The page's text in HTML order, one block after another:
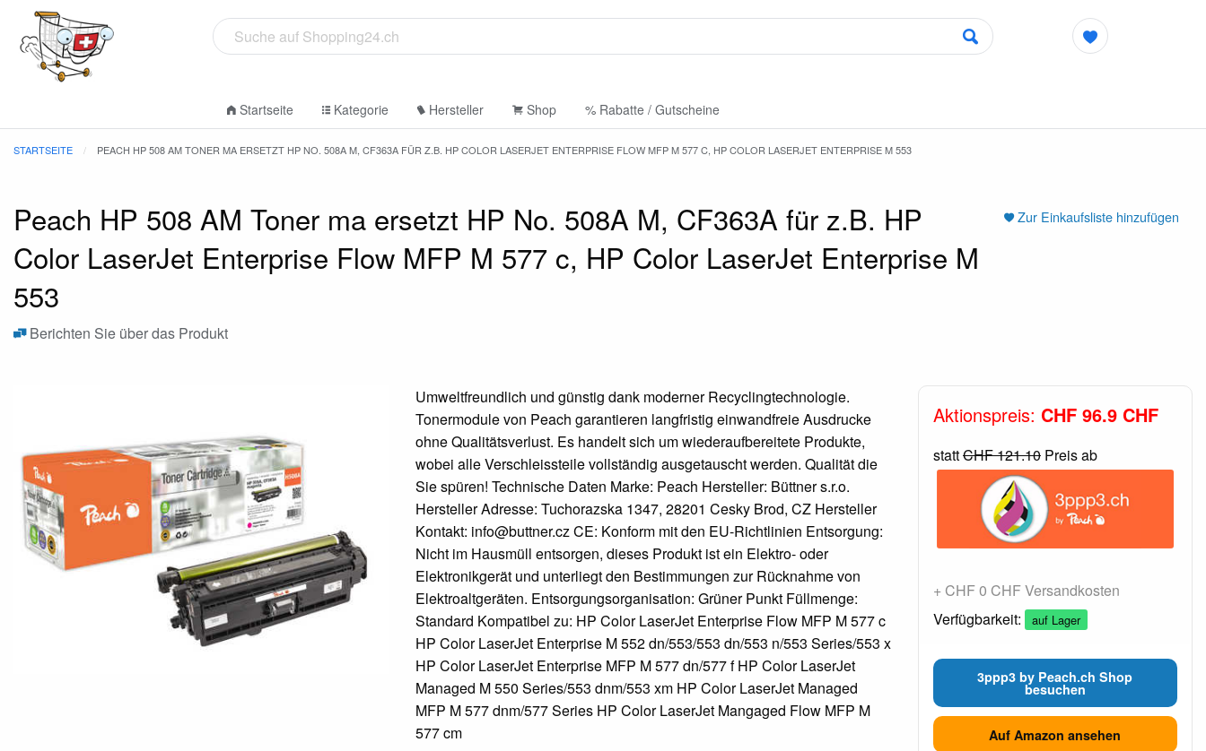
Startseite Kategorie Hersteller Shop % Rabatte / Gutscheine
STARTSEITE PEACH HP 508 AM TONER MA ERSETZT HP NO. 508A M, CF363A FÜR Z.B. HP COLOR LASERJET ENTERPRISE FLOW MFP M 577 C, HP COLOR LASERJET ENTERPRISE M 553
Zur Einkaufsliste hinzufügen
Peach HP 508 AM Toner ma ersetzt HP No. 508A M, CF363A für z.B. HP
Color LaserJet Enterprise Flow MFP M 577 c, HP Color LaserJet Enterprise M
553
Berichten Sie über das Produkt
Umweltfreundlich und günstig dank moderner Recyclingtechnologie.
Tonermodule von Peach garantieren langfristig einwandfreie Ausdrucke
ohne Qualitätsverlust. Es handelt sich um wiederaufbereitete Produkte,
wobei alle Verschleissteile vollständig ausgetauscht werden. Qualität die
Sie spüren! Technische Daten Marke: Peach Hersteller: Büttner s.r.o.
Hersteller Adresse: Tuchorazska 1347, 28201 Cesky Brod, CZ Hersteller
Kontakt: info@buttner.cz CE: Konform mit den EU-Richtlinien Entsorgung:
Nicht im Hausmüll entsorgen, dieses Produkt ist ein Elektro- oder
Elektronikgerät und unterliegt den Bestimmungen zur Rücknahme von
Elektroaltgeräten. Entsorgungsorganisation: Grüner Punkt Füllmenge:
Standard Kompatibel zu: HP Color LaserJet Enterprise Flow MFP M 577 c
HP Color LaserJet Enterprise M 552 dn/553/553 dn/553 n/553 Series/553 x
HP Color LaserJet Enterprise MFP M 577 dn/577 f HP Color LaserJet
Managed M 550 Series/553 dnm/553 xm HP Color LaserJet Managed
MFP M 577 dnm/577 Series HP Color LaserJet Mangaged Flow MFP M
577 cm
Aktionspreis: CHF 96.9 CHF
stattCHF 121.10Preis ab
+ CHF 0 CHF Versandkosten
Verfügbarkeit:
auf Lager
3ppp3 by Peach.ch Shop
besuchen
Auf Amazon ansehen